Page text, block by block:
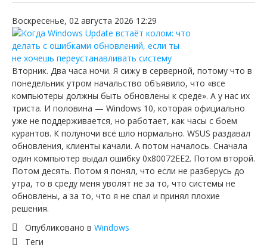
Воскресенье, 02 августа 2026 12:29
Вторник. Два часа ночи. Я сижу в серверной, потому что в
понедельник утром начальство объявило, что «все
компьютеры должны быть обновлены к среде». А у нас их
триста. И половина — Windows 10, которая официально
уже не поддерживается, но работает, как часы с боем
курантов. К полуночи всё шло нормально. WSUS раздавал
обновления, клиенты качали. А потом началось. Сначала
один компьютер выдал ошибку 0x80072EE2. Потом второй.
Потом десять. Потом я понял, что если не разберусь до
утра, то в среду меня уволят не за то, что системы не
обновлены, а за то, что я не спал и принял плохие
решения.
Опубликовано в Windows
Теги